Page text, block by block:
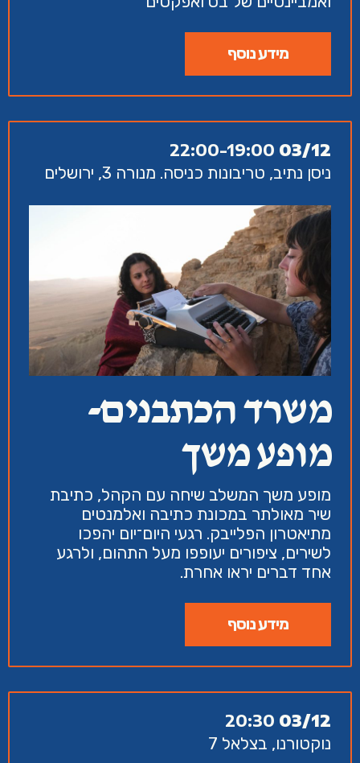
מידע נוסף
03/12
22:00-19:00
ניסן נתיב, טריבונות כניסה. מנורה 3, ירושלים
משרד הכתבנים-
מופע משך
מופע משך המשלב שיחה עם הקהל, כתיבת
שיר מאולתר במכונת כתיבה ואלמנטים
מתיאטרון הפלייבק. רגעי היום־יום יהפכו
לשירים, ציפורים יעופפו מעל התהום, ולרגע
אחד דברים יראו אחרת.
מידע נוסף
03/12
20:30
נוקטורנו, בצלאל 7